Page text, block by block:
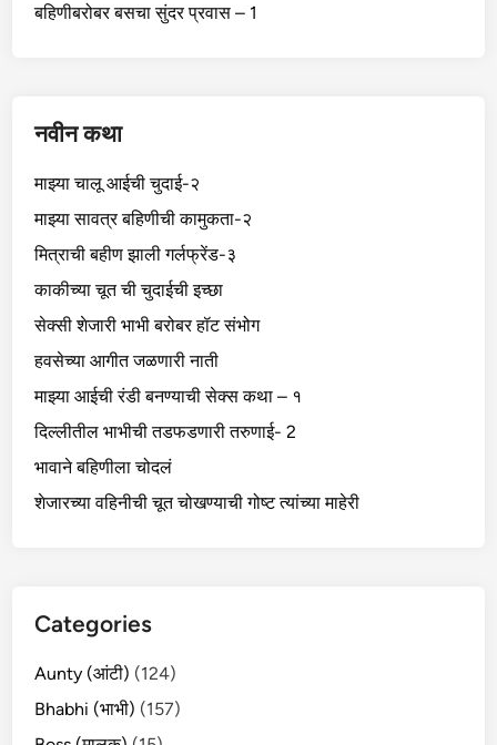
बहिणीबरोबर बसचा सुंदर प्रवास – 1
नवीन कथा
माझ्या चालू आईची चुदाई-२
माझ्या सावत्र बहिणीची कामुकता-२
मित्राची बहीण झाली गर्लफ्रेंड-३
काकीच्या चूत ची चुदाईची इच्छा
सेक्सी शेजारी भाभी बरोबर हॉट संभोग
हवसेच्या आगीत जळणारी नाती
माझ्या आईची रंडी बनण्याची सेक्स कथा – १
दिल्लीतील भाभीची तडफडणारी तरुणाई- 2
भावाने बहिणीला चोदलं
शेजारच्या वहिनीची चूत चोखण्याची गोष्ट त्यांच्या माहेरी
Categories
Aunty (आंटी) (124)
Bhabhi (भाभी) (157)